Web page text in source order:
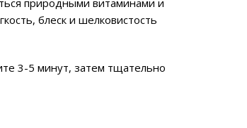
блеск и шелковистость
3-5 минут, затем тщательно